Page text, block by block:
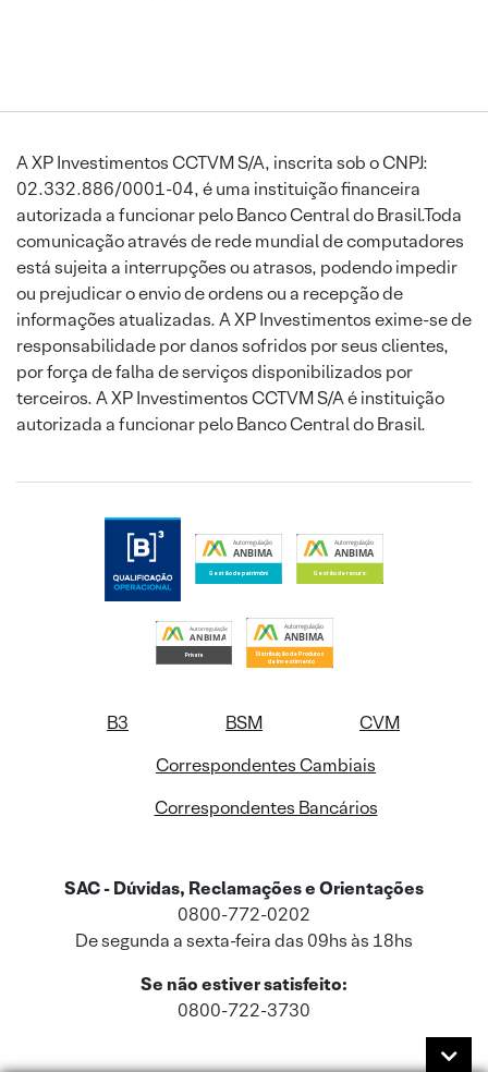
A XP Investimentos CCTVM S/A, inscrita sob o CNPJ:
02.332.886/0001-04, é uma instituição financeira
autorizada a funcionar pelo Banco Central do Brasil.Toda
comunicação através de rede mundial de computadores
está sujeita a interrupções ou atrasos, podendo impedir
ou prejudicar o envio de ordens ou a recepção de
informações atualizadas. A XP Investimentos exime-se de
responsabilidade por danos sofridos por seus clientes,
por força de falha de serviços disponibilizados por
terceiros. A XP Investimentos CCTVM S/A é instituição
autorizada a funcionar pelo Banco Central do Brasil.
B3 BSM
CVM
Correspondentes Cambiais
Correspondentes Bancários
SAC - Dúvidas, Reclamações e Orientações
0800-772-0202
De segunda a sexta-feira das 09hs às 18hs
Se não estiver satisfeito:
0800-722-3730